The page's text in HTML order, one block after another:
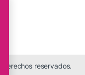
reservados.